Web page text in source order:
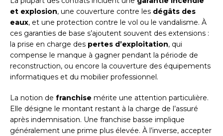
et explosion, une couverture contre les dégâts des
eaux, et une protection contre le vol ou le vandalisme. À
ces garanties de base s’ajoutent souvent des extensions :
la prise en charge des pertes d’exploitation, qui
compense le manque à gagner pendant la période de
reconstruction, ou encore la couverture des équipements
informatiques et du mobilier professionnel.
La notion de franchise mérite une attention particulière.
Elle désigne le montant restant à la charge de l’assuré
après indemnisation. Une franchise basse implique
généralement une prime plus élevée. À l’inverse, accepter